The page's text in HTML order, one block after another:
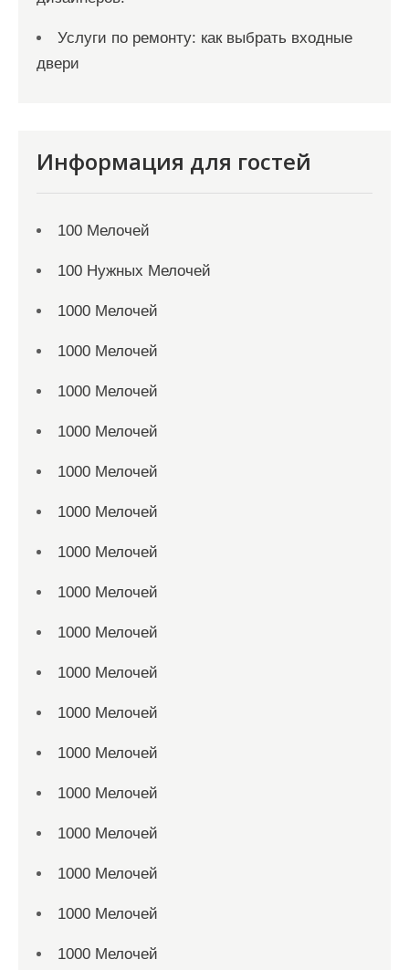
Услуги по ремонту: как выбрать входные
двери
Информация для гостей
100 Мелочей
100 Нужных Мелочей
1000 Мелочей
1000 Мелочей
1000 Мелочей
1000 Мелочей
1000 Мелочей
1000 Мелочей
1000 Мелочей
1000 Мелочей
1000 Мелочей
1000 Мелочей
1000 Мелочей
1000 Мелочей
1000 Мелочей
1000 Мелочей
1000 Мелочей
1000 Мелочей
1000 Мелочей